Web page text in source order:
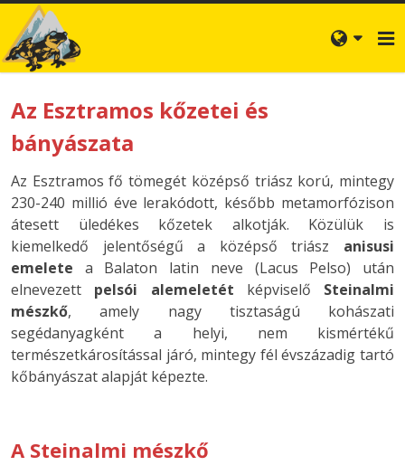
Az Esztramos kőzetei és
bányászata
Az Esztramos fő tömegét középső triász korú, mintegy
230-240 millió éve lerakódott, később metamorfózison
átesett üledékes kőzetek alkotják. Közülük is
kiemelkedő jelentőségű a középső triász anisusi
emelete a Balaton latin neve (Lacus Pelso) után
elnevezett pelsói alemeletét képviselő Steinalmi
mészkő, amely nagy tisztaságú kohászati
segédanyagként a helyi, nem kismértékű
természetkárosítással járó, mintegy fél évszázadig tartó
kőbányászat alapját képezte.
A Steinalmi mészkő